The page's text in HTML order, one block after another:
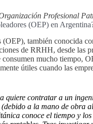
Profesional
(OEP) en
también conocida
de RRHH, desde las
mucho tiempo,
útiles cuando las
quiere contratar a un
a la mano de obra
conoce el tiempo y